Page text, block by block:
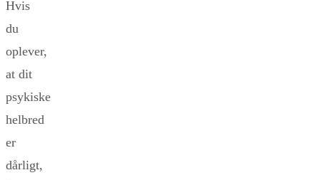
Hvis
du
oplever,
at dit
psykiske
helbred
er
dårligt,